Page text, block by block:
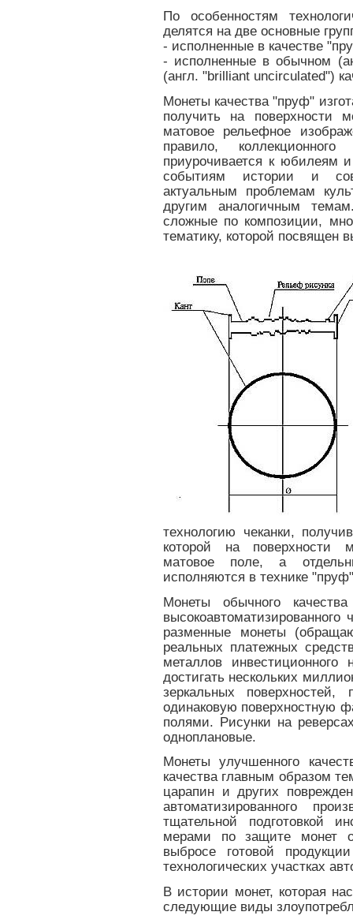
По особенностям
делятся на две основные
- исполненные в качестве
- исполненные в обычном
(англ. "brilliant uncirculated")
Монеты качества "пруф"
получить на поверхности
матовое рельефное
правило,
приурочивается к юбилеям
событиям истории и
актуальным проблемам
другим аналогичным
сложные по композиции,
тематику, которой посвящен
технологию чеканки,
которой на поверхности
матовое поле, а
исполняются в технике
Монеты обычного
высокоавтоматизированного
разменные монеты
реальных платежных
металлов инвестиционного
достигать нескольких
зеркальных
одинаковую поверхностную
полями. Рисунки на
одноплановые.
Монеты улучшенного
качества главным образом
царапин и других
автоматизированного
тщательной подготовкой
мерами по защите монет
выбросе готовой
технологических участках
В истории монет, которая
следующие виды